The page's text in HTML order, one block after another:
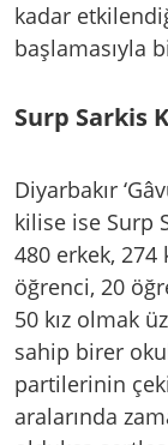
kadar
başlamasıyla
Surp Sarkis
Diyarbakır
kilise ise Surp
480 erkek, 274
öğrenci, 20
50 kız olmak
sahip birer
partilerinin
aralarında